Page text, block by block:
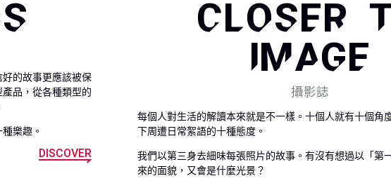
的故事更應該被保
品，從各種類型的
樂趣。
DISCOVER
CLOSER
IMAGE
攝影誌
每個人對生活的解讀本來就是不一樣。十個人就有十個角
下周遭日常絮語的十種態度。
我們以第三身去細味每張照片的故事。有沒有想過以「第
來的面貌，又會是什麼光景？